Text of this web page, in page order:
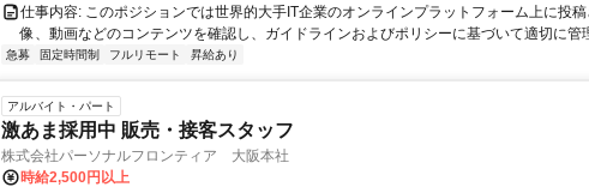
仕事内容: このポジションでは世界的大手IT企業のオンラインプラットフォーム上に投
像、動画などのコンテンツを確認し、ガイドラインおよびポリシーに基づいて適切に管
急募 固定時間制 フルリモート 昇給あり
アルバイト・パート
激あま採用中 販売・接客スタッフ
株式会社パーソナルフロンティア 大阪本社
時給2,500円以上